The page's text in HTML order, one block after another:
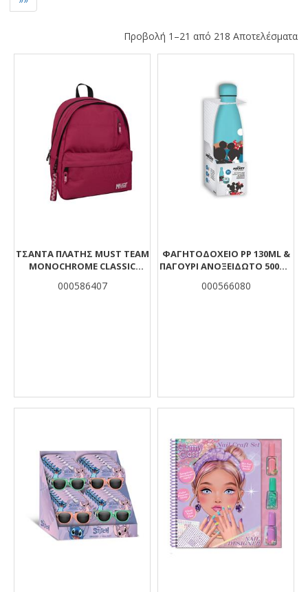
Προβολή 1–21 από 218 Αποτελέσματα
Αποτελέσματα
ΤΣΆΝΤΑ ΠΛΆΤΗΣ MUST TEAM
MONOCHROME CLASSIC
ΚΕΝΤΡΙΚΈΣ ΘΉΚΕΣ
000586407
ΦΑΓΗΤΟΔΟΧΕΙΟ PP 130ML &
ΠΑΓΟΥΡΙ ΑΝΟΞΕΙΔΩΤΟ 500ML
MICKEY
000566080